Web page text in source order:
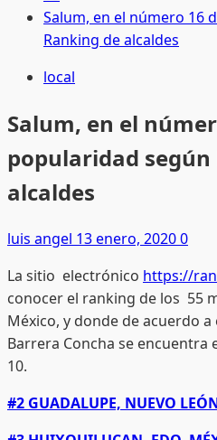
Salum, en el número 16
Ranking de alcaldes
local
Salum, en el
popularidad según
alcaldes
luis angel 13 enero, 20200
La sitio electrónico https://
conocer el ranking de los 55
México, y donde de acuerdo
Barrera Concha se encuentra
10.
#2 GUADALUPE, NUEVO